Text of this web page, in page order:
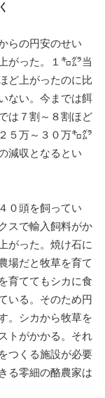
らの円安のせい
がった。１㌔㌘当
ど上がったのに比
ない。今までは餌
は７割～８割ほど
５万～３０万㌔㌘
減収となるとい
０頭を飼ってい
スで輸入飼料がか
がった。焼け石に
場だと牧草を育て
育ててもシカに食
いる。そのため円
。シカから牧草を
トがかかる。それ
つくる施設が必要
る零細の酪農家は